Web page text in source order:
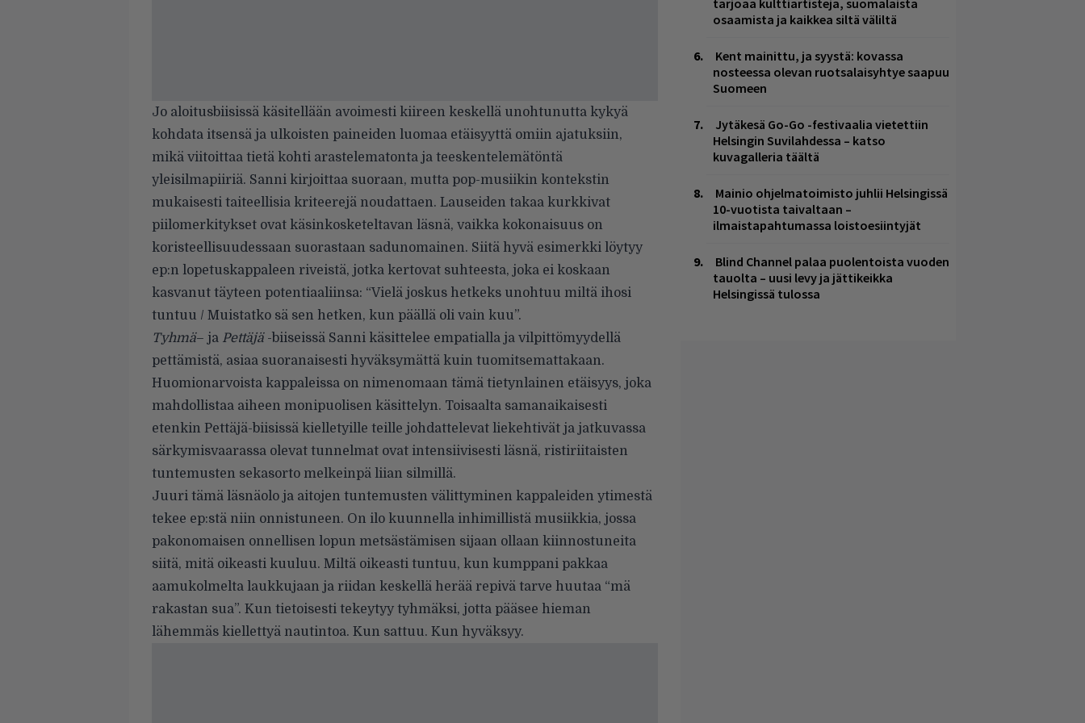
Jo aloitusbiisissä käsitellään avoimesti kiireen keskellä unohtunutta kykyä
kohdata itsensä ja ulkoisten paineiden luomaa etäisyyttä omiin ajatuksiin,
mikä viitoittaa tietä kohti arastelematonta ja teeskentelemätöntä
yleisilmapiiriä. Sanni kirjoittaa suoraan, mutta pop-musiikin kontekstin
mukaisesti taiteellisia kriteerejä noudattaen. Lauseiden takaa kurkkivat
piilomerkitykset ovat käsinkosketeltavan läsnä, vaikka kokonaisuus on
koristeellisuudessaan suorastaan sadunomainen. Siitä hyvä esimerkki löytyy
ep:n lopetuskappaleen riveistä, jotka kertovat suhteesta, joka ei koskaan
kasvanut täyteen potentiaaliinsa: “Vielä joskus hetkeks unohtuu miltä ihosi
tuntuu / Muistatko sä sen hetken, kun päällä oli vain kuu”.
Tyhmä– ja Pettäjä-biiseissä Sanni käsittelee empatialla ja vilpittömyydellä
pettämistä, asiaa suoranaisesti hyväksymättä kuin tuomitsemattakaan.
Huomionarvoista kappaleissa on nimenomaan tämä tietynlainen etäisyys, joka
mahdollistaa aiheen monipuolisen käsittelyn. Toisaalta samanaikaisesti
etenkin Pettäjä-biisissä kielletyille teille johdattelevat liekehtivät ja jatkuvassa
särkymisvaarassa olevat tunnelmat ovat intensiivisesti läsnä, ristiriitaisten
tuntemusten sekasorto melkeinpä liian silmillä.
Juuri tämä läsnäolo ja aitojen tuntemusten välittyminen kappaleiden ytimestä
tekee ep:stä niin onnistuneen. On ilo kuunnella inhimillistä musiikkia, jossa
pakonomaisen onnellisen lopun metsästämisen sijaan ollaan kiinnostuneita
siitä, mitä oikeasti kuuluu. Miltä oikeasti tuntuu, kun kumppani pakkaa
aamukolmelta laukkujaan ja riidan keskellä herää repivä tarve huutaa “mä
rakastan sua”. Kun tietoisesti tekeytyy tyhmäksi, jotta pääsee hieman
lähemmäs kiellettyä nautintoa. Kun sattuu. Kun hyväksyy.
tarjoaa kulttiartisteja, suomalaista
osaamista ja kaikkea siltä väliltä
Kent mainittu, ja syystä: kovassa
nosteessa olevan ruotsalaisyhtye saapuu
Suomeen
Jytäkesä Go-Go -festivaalia vietettiin
Helsingin Suvilahdessa – katso
kuvagalleria täältä
Mainio ohjelmatoimisto juhlii Helsingissä
10-vuotista taivaltaan –
ilmaistapahtumassa loistoesiintyjät
Blind Channel palaa puolentoista vuoden
tauolta – uusi levy ja jättikeikka
Helsingissä tulossa